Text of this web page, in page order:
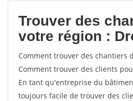
votes
Trouver des
votre région :
Comment trouver des chantiers
Comment trouver des clients
En tant qu'entreprise du
toujours facile de trouver des